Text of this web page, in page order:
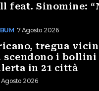
feat. Sinomine:
7 Agosto 2026
tregua
scendono i bollini
in 21 città
Agosto 2026